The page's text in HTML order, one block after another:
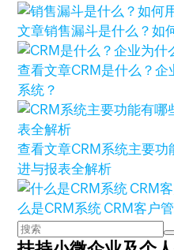
文章销售漏斗是什么？如
查看文章CRM是什么？企
系统？
查看文章CRM系统主要功
进与报表全解析
么是CRM系统 CRM客户